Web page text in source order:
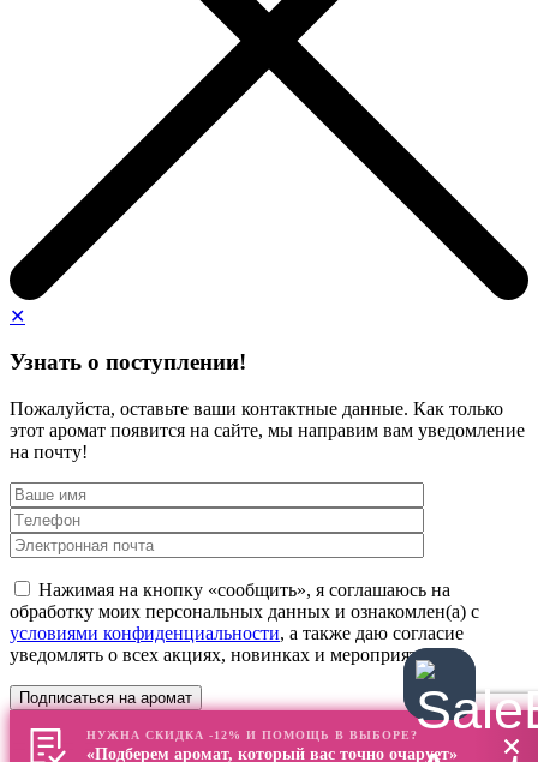
✕
Узнать о поступлении!
Пожалуйста, оставьте ваши контактные данные. Как только
этот аромат появится на сайте, мы направим вам уведомление
на почту!
Нажимая на кнопку «сообщить», я соглашаюсь на
обработку моих персональных данных и ознакомлен(а) с
условиями конфиденциальности, а также даю согласие
уведомлять о всех акциях, новинках и мероприятиях
НУЖНА СКИДКА -12% И ПОМОЩЬ В ВЫБОРЕ?
«Подберем аромат, который вас точно очарует»